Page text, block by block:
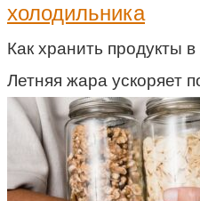
холодильника
Как хранить продукты
Летняя жара ускоряет